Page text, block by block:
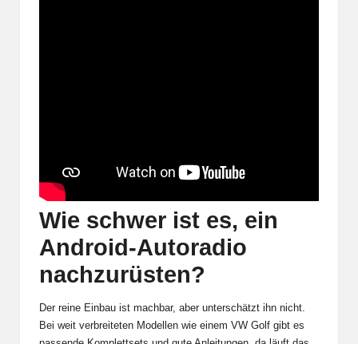
Wie schwer ist es, ein
Android-Autoradio
nachzurüsten?
Der reine Einbau ist machbar, aber unterschätzt ihn nicht.
Bei weit verbreiteten Modellen wie einem VW Golf gibt es